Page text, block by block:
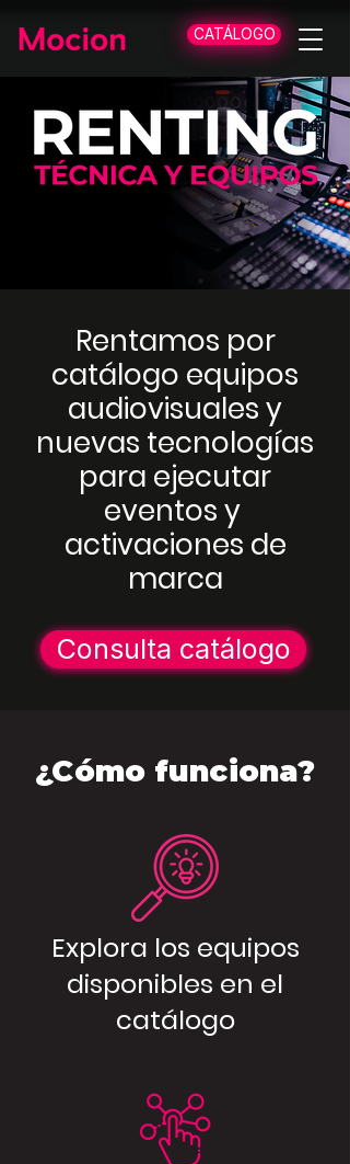
CATÁLOGO
Rentamos por
catálogo equipos
audiovisuales y
nuevas tecnologías
para ejecutar
eventos y
activaciones de
marca
Consulta catálogo
¿Cómo funciona?
Explora los equipos
disponibles en el
catálogo